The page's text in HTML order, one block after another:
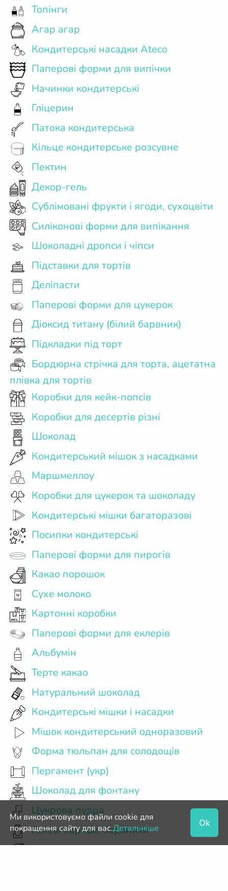
Топінги
Агар агар
Кондитерські насадки Ateco
Паперові форми для випічки
Начинки кондитерські
Гліцерин
Патока кондитерська
Кільце кондитерське розсувне
Пектин
Декор-гель
Сублімовані фрукти і ягоди, сухоцвіти
Силіконові форми для випікання
Шоколадні дропси і чіпси
Підставки для тортів
Деліпасти
Паперові форми для цукерок
Діоксид титану (білий барвник)
Підкладки під торт
плівка для тортів
Коробки для кейк-попсів
Коробки для десертів різні
Шоколад
Кондитерський мішок з насадками
Маршмеллоу
Коробки для цукерок та шоколаду
Кондитерські мішки багаторазові
Посипки кондитерські
Паперові форми для пирогів
Какао порошок
Сухе молоко
Картонні коробки
Паперові форми для еклерів
Альбумін
Терте какао
Натуральний шоколад
Кондитерські мішки і насадки
Мішок кондитерський одноразовий
Форма тюльпан для солодощів
Пергамент (укр)
Шоколад для фонтану
Цукрова пудра
Гелеві харчові барвники
Мастика
Ми використовуємо файли cookie для
покращення сайту для вас.Детальніше Ok